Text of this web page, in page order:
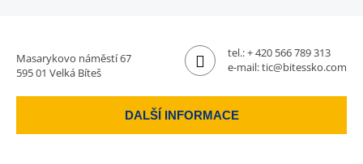
Masarykovo náměstí 67
595 01 Velká Bíteš
tel.:+ 420 566 789 313
e-mail:tic@bitessko.com
DALŠÍ INFORMACE